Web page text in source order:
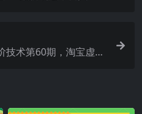
技术第60期，淘宝虚拟